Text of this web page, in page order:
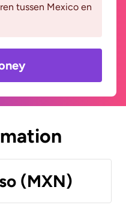
tussen Mexico en
(MXN)